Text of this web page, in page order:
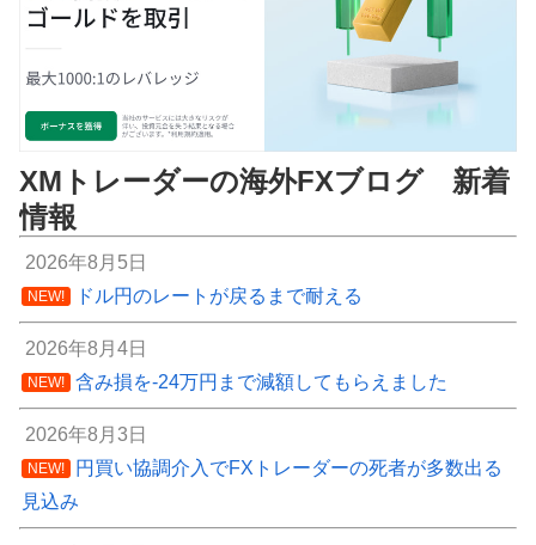
XMトレーダーの海外FXブログ 新着
情報
2026年8月5日
NEW! ドル円のレートが戻るまで耐える
2026年8月4日
NEW! 含み損を-24万円まで減額してもらえました
2026年8月3日
NEW!
円買い協調介入でFXトレーダーの死者が多数出る
見込み